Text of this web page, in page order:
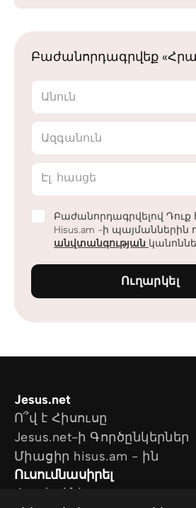
Բաժանորդագրվեք
Անուն
Ազգանուն
Էլ. հասցե
Բաժանորդագրվելով Դուք
Hisus.am -ի պայմաններին
անվտանգության
Ուղարկել
Jesus.net
Ո՞վ է Հիսուսը
Jesus.net-ի Գործընկերներ
Միացիր hisus.am - ին
Ուսումնասիրել
Հոդվածներ